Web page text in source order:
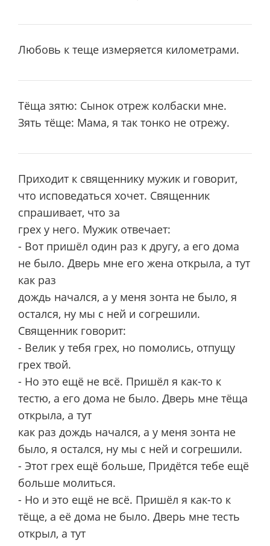
Любовь к теще измеряется километрами.
Тёща зятю: Сынок отреж колбаски мне.
Зять тёще: Мама, я так тонко не отрежу.
Приходит к священнику мужик и говорит,
что исповедаться хочет. Священник
спрашивает, что за
грех у него. Мужик отвечает:
- Вот пришёл один раз к другу, а его дома
не было. Дверь мне его жена открыла, а тут
как раз
дождь начался, а у меня зонта не было, я
остался, ну мы с ней и согрешили.
Священник говорит:
- Велик у тебя грех, но помолись, отпущу
грех твой.
- Но это ещё не всё. Пришёл я как-то к
тестю, а его дома не было. Дверь мне тёща
открыла, а тут
как раз дождь начался, а у меня зонта не
было, я остался, ну мы с ней и согрешили.
- Этот грех ещё больше, Придётся тебе ещё
больше молиться.
- Но и это ещё не всё. Пришёл я как-то к
тёще, а её дома не было. Дверь мне тесть
открыл, а тут